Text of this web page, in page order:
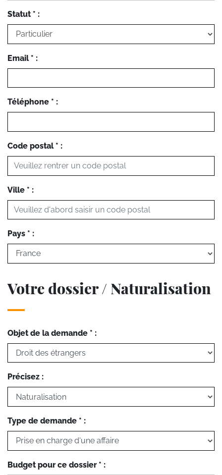
Statut * :
Email * :
Téléphone * :
Code postal * :
Ville * :
Pays * :
Votre dossier / Naturalisation
Objet de la demande * :
Précisez :
Type de demande * :
Budget pour ce dossier * :